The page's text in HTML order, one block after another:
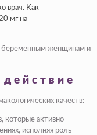
врач. Как
мг на
беременным женщинам и
качеств:
которые активно
исполняя роль